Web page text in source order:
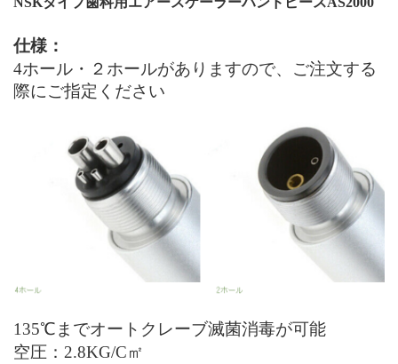
仕様 ：
4ホール・２ホールがありますので、ご注文する
際にご指定ください
135℃ までオートクレーブ滅菌消毒が可能
空圧 ： 2.8KG/C㎡